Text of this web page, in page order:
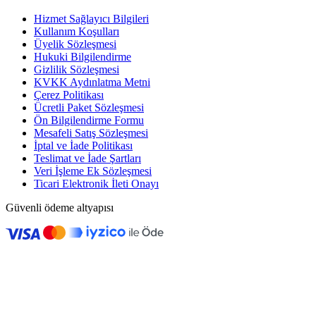
Hizmet Sağlayıcı Bilgileri
Kullanım Koşulları
Üyelik Sözleşmesi
Hukuki Bilgilendirme
Gizlilik Sözleşmesi
KVKK Aydınlatma Metni
Çerez Politikası
Ücretli Paket Sözleşmesi
Ön Bilgilendirme Formu
Mesafeli Satış Sözleşmesi
İptal ve İade Politikası
Teslimat ve İade Şartları
Veri İşleme Ek Sözleşmesi
Ticari Elektronik İleti Onayı
Güvenli ödeme altyapısı